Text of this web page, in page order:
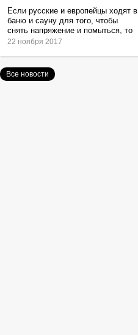
Если русские и европейцы ходят в
баню и сауну для того, чтобы
снять напряжение и помыться, то
жители Японии идут туда за
22 ноября 2017
Все новости